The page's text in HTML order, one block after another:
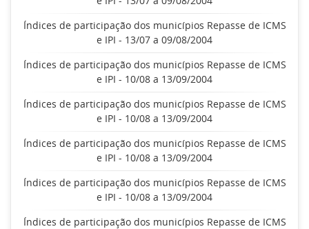
Índices de participação dos municípios Repasse de ICMS
e IPI - 13/07 a 09/08/2004
Índices de participação dos municípios Repasse de ICMS
e IPI - 10/08 a 13/09/2004
Índices de participação dos municípios Repasse de ICMS
e IPI - 10/08 a 13/09/2004
Índices de participação dos municípios Repasse de ICMS
e IPI - 10/08 a 13/09/2004
Índices de participação dos municípios Repasse de ICMS
e IPI - 10/08 a 13/09/2004
Índices de participação dos municípios Repasse de ICMS